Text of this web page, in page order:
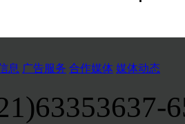
息 广告服务 合作媒体 媒体动态